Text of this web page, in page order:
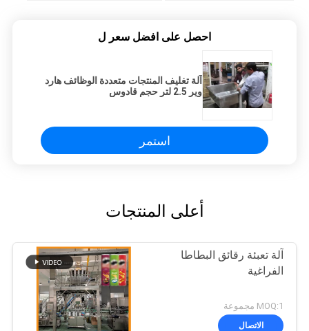
احصل على افضل سعر ل
آلة تغليف المنتجات متعددة الوظائف هارد
وير 2.5 لتر حجم قادوس
استمر
أعلى المنتجات
آلة تعبئة رقائق البطاطا
الفراغية
MOQ:1 مجموعة
الاتصال